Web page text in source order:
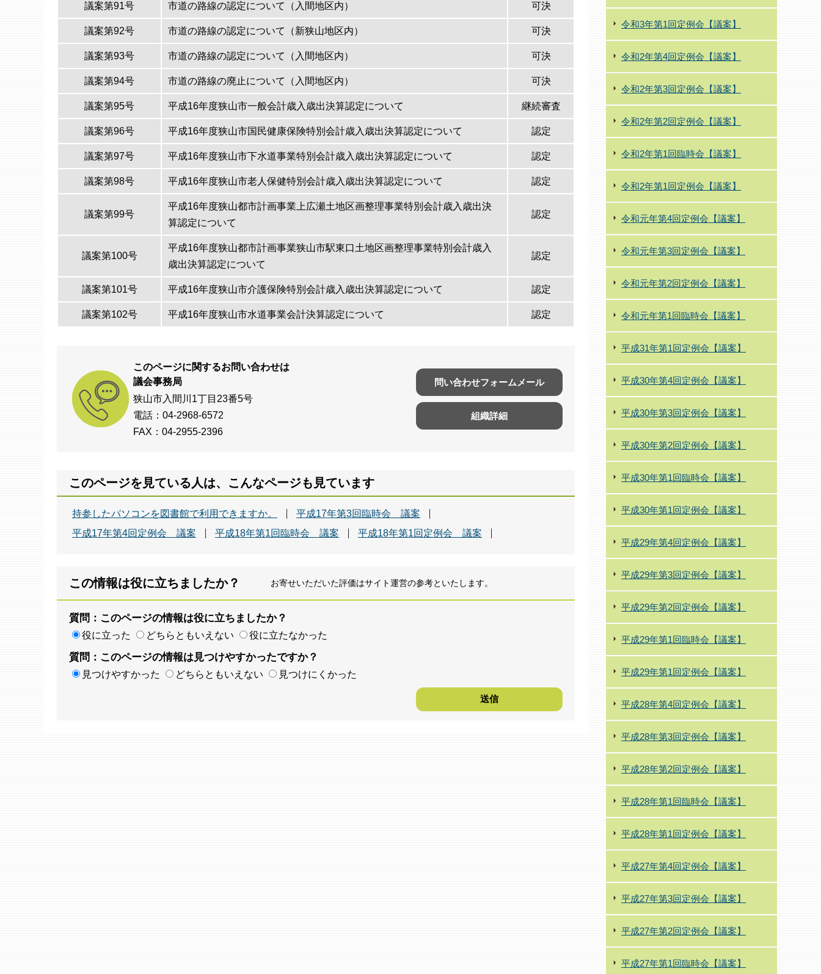
議案第91号 市道の路線の認定について（入間地区内） 可決
議案第92号 市道の路線の認定について（新狭山地区内） 可決
議案第93号 市道の路線の認定について（入間地区内） 可決
議案第94号 市道の路線の廃止について（入間地区内） 可決
議案第95号 平成16年度狭山市一般会計歳入歳出決算認定について 継続審査
議案第96号 平成16年度狭山市国民健康保険特別会計歳入歳出決算認定について 認定
議案第97号 平成16年度狭山市下水道事業特別会計歳入歳出決算認定について 認定
議案第98号 平成16年度狭山市老人保健特別会計歳入歳出決算認定について 認定
議案第99号
平成16年度狭山都市計画事業上広瀬土地区画整理事業特別会計歳入歳出決
算認定について
認定
議案第100号
平成16年度狭山都市計画事業狭山市駅東口土地区画整理事業特別会計歳入
歳出決算認定について
認定
議案第101号 平成16年度狭山市介護保険特別会計歳入歳出決算認定について 認定
議案第102号 平成16年度狭山市水道事業会計決算認定について 認定
このページに関するお問い合わせは
議会事務局
狭山市入間川1丁目23番5号
電話：04-2968-6572
FAX：04-2955-2396
問い合わせフォームメール
組織詳細
このページを見ている人は、こんなページも見ています
持参したパソコンを図書館で利用できますか。
平成17年第3回臨時会 議案
平成17年第4回定例会 議案
平成18年第1回臨時会 議案 平成18年第1回定例会 議案
この情報は役に立ちましたか？ お寄せいただいた評価はサイト運営の参考といたします。
質問：このページの情報は役に立ちましたか？
役に立った どちらともいえない 役に立たなかった
質問：このページの情報は見つけやすかったですか？
見つけやすかった どちらともいえない 見つけにくかった
令和3年第1回定例会【議案】
令和2年第4回定例会【議案】
令和2年第3回定例会【議案】
令和2年第2回定例会【議案】
令和2年第1回臨時会【議案】
令和2年第1回定例会【議案】
令和元年第4回定例会【議案】
令和元年第3回定例会【議案】
令和元年第2回定例会【議案】
令和元年第1回臨時会【議案】
平成31年第1回定例会【議案】
平成30年第4回定例会【議案】
平成30年第3回定例会【議案】
平成30年第2回定例会【議案】
平成30年第1回臨時会【議案】
平成30年第1回定例会【議案】
平成29年第4回定例会【議案】
平成29年第3回定例会【議案】
平成29年第2回定例会【議案】
平成29年第1回臨時会【議案】
平成29年第1回定例会【議案】
平成28年第4回定例会【議案】
平成28年第3回定例会【議案】
平成28年第2回定例会【議案】
平成28年第1回臨時会【議案】
平成28年第1回定例会【議案】
平成27年第4回定例会【議案】
平成27年第3回定例会【議案】
平成27年第2回定例会【議案】
平成27年第1回臨時会【議案】